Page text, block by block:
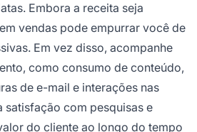
Embora a receita seja
vendas pode empurrar você de
Em vez disso, acompanhe
como consumo de conteúdo,
de e-mail e interações nas
satisfação com pesquisas e
do cliente ao longo do tempo